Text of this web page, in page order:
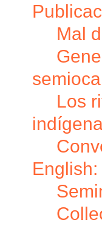
Mal
Los
English: